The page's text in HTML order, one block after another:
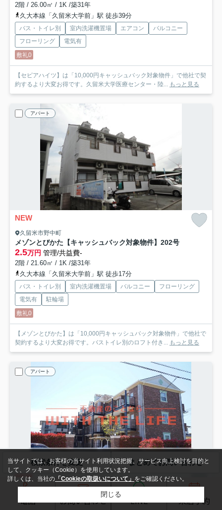
2階 / 26.00㎡ / 1K /築31年
久大本線「久留米大学前」駅 徒歩39分
バス・トイレ別 室内洗濯機置場 エアコン
バルコニー
フローリング
電気有
敷礼0
【セピアハイツ】は「10,000円キャッシュバック対象物件」で他社で契
約するより大変お得です。久留米大学医療センター・陸...
もっと見る
アパート
NEW
久留米市野中町
メゾンとびかた【キャッシュバック対象物件】 202号
2.5万円 管理/共益費-
2階 / 21.60㎡ / 1K /築31年
久大本線「久留米大学前」駅 徒歩17分
バス・トイレ別 室内洗濯機置場 バルコニー
フローリング
電気有
駐輪場
敷礼0
【メゾンとびかた】は「10,000円キャッシュバック対象物件」で他社で
契約するより大変お得です。バストイレ別のロフト付き...
もっと見る
アパート
NEW
検索条件を変更 まとめてお問い合わせ
電話 お問い合わせ LINE 来店予約
当サイトでは、お客様の当サイト利用状況把握、サービス向上検討を目的と
して、クッキー（Cookie）を使用しています。
詳しくは、当社の 「Cookieの取扱いについて」 をご確認ください。
閉じる